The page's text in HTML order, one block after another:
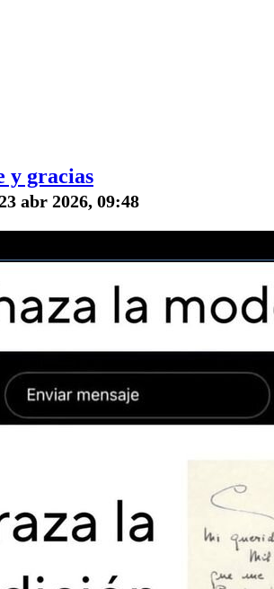
y gracias
abr 2026, 09:48